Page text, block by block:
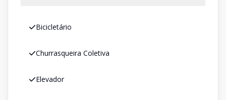
Bicicletário
Churrasqueira Coletiva
Elevador